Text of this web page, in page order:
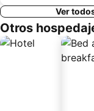
Ver
Otros